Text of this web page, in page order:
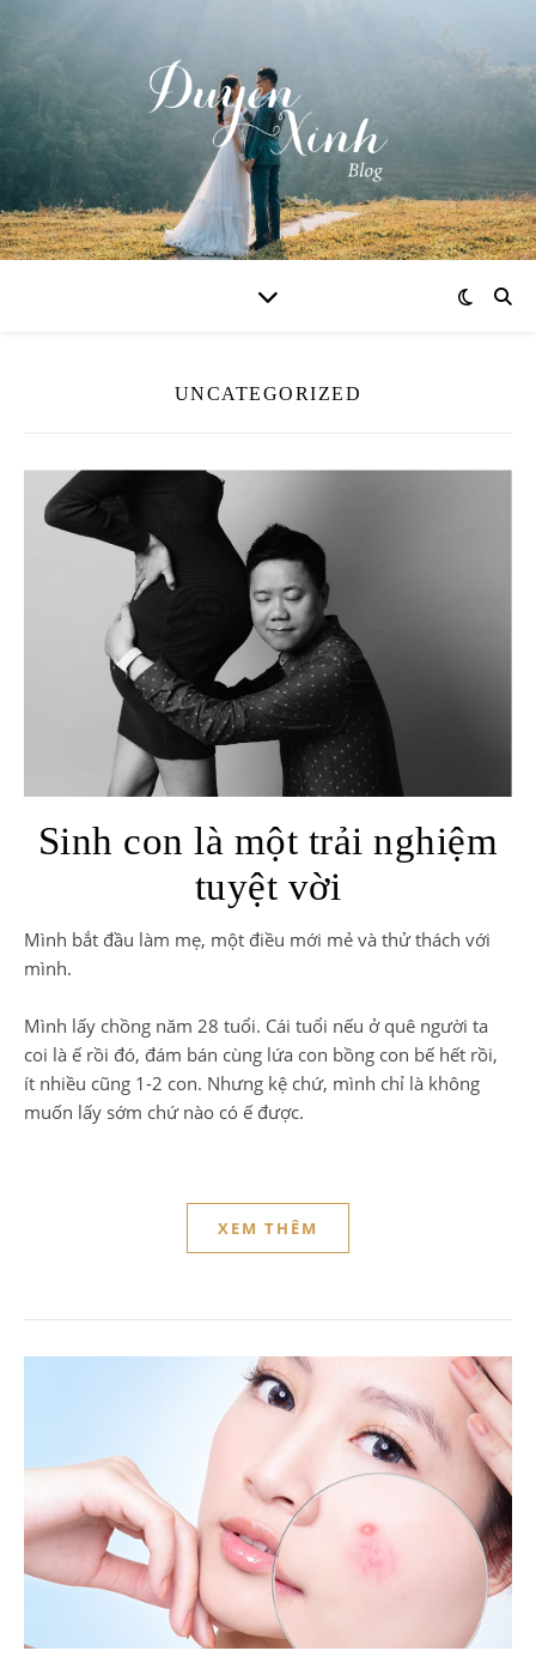
UNCATEGORIZED
Sinh con là một trải nghiệm
tuyệt vời
Mình bắt đầu làm mẹ, một điều mới mẻ và thử thách với
mình.
Mình lấy chồng năm 28 tuổi. Cái tuổi nếu ở quê người ta
coi là ế rồi đó, đám bán cùng lứa con bồng con bế hết rồi,
ít nhiều cũng 1-2 con. Nhưng kệ chứ, mình chỉ là không
muốn lấy sớm chứ nào có ế được.
XEM THÊM